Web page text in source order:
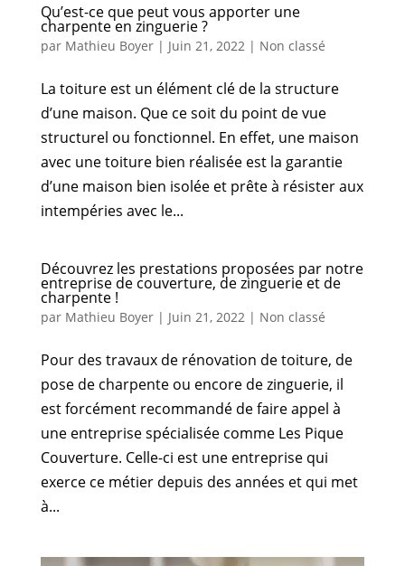
Qu’est-ce que peut vous apporter une
charpente en zinguerie ?
par Mathieu Boyer| Juin 21, 2022 | Non classé
La toiture est un élément clé de la structure
d’une maison. Que ce soit du point de vue
structurel ou fonctionnel. En effet, une maison
avec une toiture bien réalisée est la garantie
d’une maison bien isolée et prête à résister aux
intempéries avec le...
Découvrez les prestations proposées par notre
entreprise de couverture, de zinguerie et de
charpente !
par Mathieu Boyer| Juin 21, 2022 | Non classé
Pour des travaux de rénovation de toiture, de
pose de charpente ou encore de zinguerie, il
est forcément recommandé de faire appel à
une entreprise spécialisée comme Les Pique
Couverture. Celle-ci est une entreprise qui
exerce ce métier depuis des années et qui met
à...